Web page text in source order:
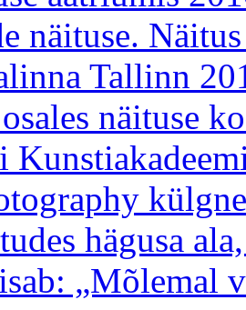
näituse.
Tallinn
näituse
hägusa
„Mõlemal